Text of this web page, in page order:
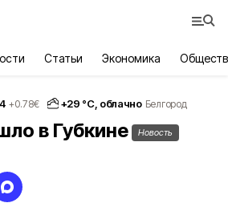
Статьи Экономика
+0.78€ +29 °С, облачно Белгород
в Губкине Новость